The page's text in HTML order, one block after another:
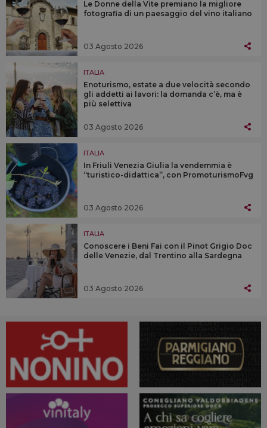
Le Donne della Vite premiano la migliore
fotografia di un paesaggio del vino italiano
03 Agosto 2026
ITALIA
Enoturismo, estate a due velocità secondo
gli addetti ai lavori: la domanda c’è, ma è
più selettiva
03 Agosto 2026
ITALIA
In Friuli Venezia Giulia la vendemmia è
“turistico-didattica”, con PromoturismoFvg
03 Agosto 2026
ITALIA
Conoscere i Beni Fai con il Pinot Grigio Doc
delle Venezie, dal Trentino alla Sardegna
03 Agosto 2026